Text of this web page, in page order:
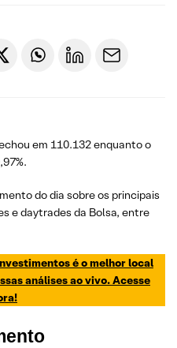
em 110.132 enquanto o
do dia sobre os principais
e daytrades da Bolsa, entre
é o melhor local
análises ao vivo. Acesse